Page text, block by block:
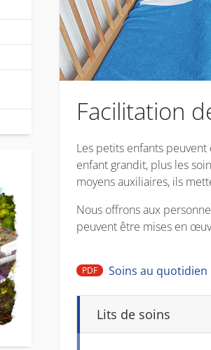
Facilitation
Les petits enfants
enfant grandit, plus les
moyens auxiliaires, ils
Nous offrons aux
peuvent être mises en
PDF Soins au quotidien
Lits de soins